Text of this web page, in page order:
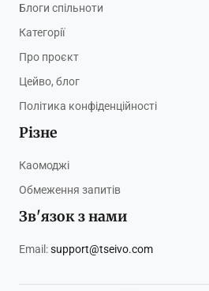
Блоги спільноти
Категорії
Про проєкт
Цейво, блог
Політика конфіденційності
Різне
Каомоджі
Обмеження запитів
Зв'язок з нами
Email:support@tseivo.com